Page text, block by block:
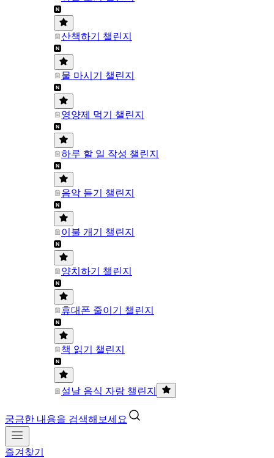
산책하기 챌린지
물 마시기 챌린지
영양제 먹기 챌린지
하루 할 일 작성 챌린지
음악 듣기 챌린지
이불 개기 챌린지
양치하기 챌린지
휴대폰 줄이기 챌린지
책 읽기 챌린지
설날 음식 자랑 챌린지
궁금한 내용을 검색해보세요
즐겨찾기